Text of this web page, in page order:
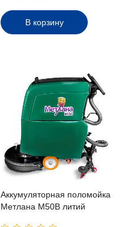
В корзину
Аккумуляторная поломойка
Метлана M50В литий